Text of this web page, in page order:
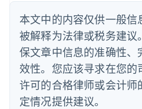
本文中的内容仅供一般信
被解释为法律或税务建
保文章中信息的准确性、
效性。您应该寻求在您的
许可的合格律师或会计师
定情况提供建议。
丹麦
English
德国
DeutschEnglish
法国
FrançaisEnglish
芬兰
EnglishSvenska